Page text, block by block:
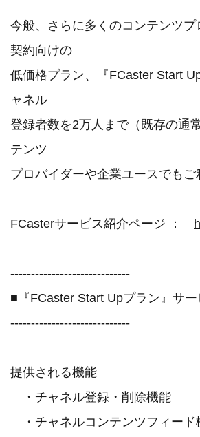
今般、さらに多くのコンテンツ
契約向けの
低価格プラン、『FCaster Start
ャネル
登録者数を2万人まで（既存の通
テンツ
プロバイダーや企業ユースでもご
FCasterサービス紹介ページ ：
-----------------------------
■『FCaster Start Upプラン』サ
-----------------------------
提供される機能
・チャネル登録・削除機能
・チャネルコンテンツフィード